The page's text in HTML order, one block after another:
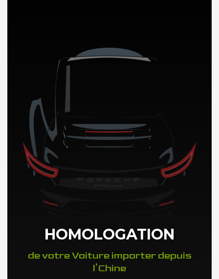
DÉCOUVREZ NOTRE IMPORTATION AUTO en Chine
HOMOLOGATION
de votre Voiture importer depuis
l’Chine